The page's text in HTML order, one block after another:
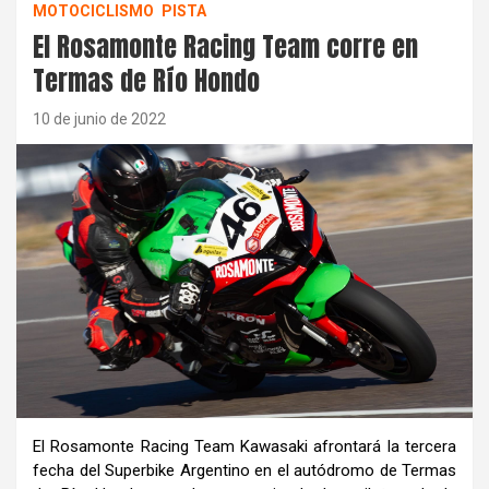
MOTOCICLISMO PISTA
El Rosamonte Racing Team corre en
Termas de Río Hondo
10 de junio de 2022
El Rosamonte Racing Team Kawasaki afrontará la tercera
fecha del Superbike Argentino en el autódromo de Termas